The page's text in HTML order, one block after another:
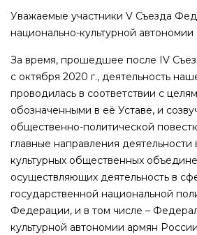
Уважаемые участники V Съезда
национально-культурной
За время, прошедшее после IV
с октября 2020 г., деятельность
проводилась в соответствии с
обозначенными в её Уставе, и
общественно-политической
главные направления деятельности
культурных общественных
осуществляющих деятельность в
государственной национальной
Федерации, и в том числе –
культурной автономии армян